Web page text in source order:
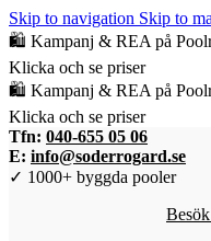
Skip to navigation Skip to
🛍️ Kampanj & REA på
Klicka och se priser
🛍️ Kampanj & REA på
Klicka och se priser
Tfn: 040-655 05 06
E: info@soderrogard.se
✓ 1000+ byggda pooler